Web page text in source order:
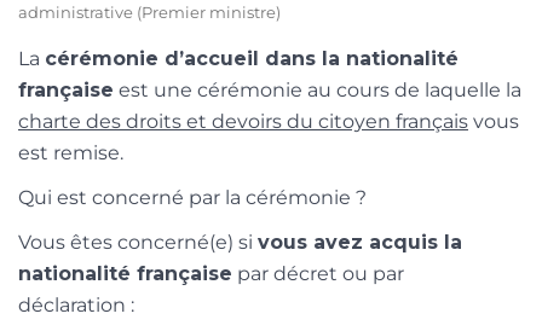
administrative (Premier ministre)
La cérémonie d’accueil dans la nationalité
française est une cérémonie au cours de laquelle la
charte des droits et devoirs du citoyen français vous
est remise.
Qui est concerné par la cérémonie ?
Vous êtes concerné(e) si vous avez acquis la
nationalité française par décret ou par
déclaration :